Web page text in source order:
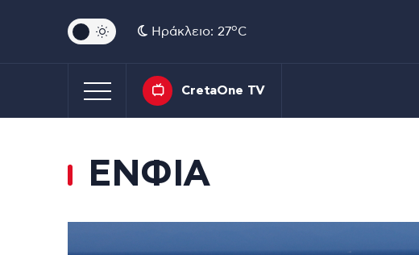
Ηράκλειο: 27oC
CretaOne TV
ΕΝΦΙΑ